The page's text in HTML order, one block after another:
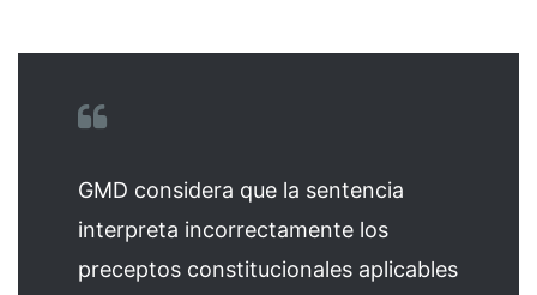
GMD considera que la sentencia
interpreta incorrectamente los
preceptos constitucionales aplicables